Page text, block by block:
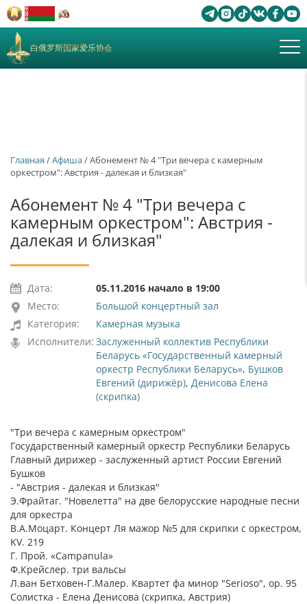
白俄罗斯国家爱乐协会
Главная /Афиша/ Абонемент № 4 "Три вечера с камерным
оркестром": Австрия - далекая и близкая"
Абонемент № 4 "Три вечера с
камерным оркестром": Австрия -
далекая и близкая"
Дата:
05.11.2016 начало в 19:00
Место:
Большой концертный зал
Категория:
Камерная музыка
Исполнители: Заслуженный коллектив Республики
Беларусь «Государственный камерный
оркестр Республики Беларусь», Бушков
Евгений (дирижёр), Денисова Елена
(скрипка)
"Три вечера с камерным оркестром"
Государственный камерный оркестр Республики Беларусь
Главный дирижер - заслуженный артист России Евгений
Бушков
- "Австрия - далекая и близкая"
Э.Фрайтаг. "Новелетта" на две белорусские народные песни
для оркестра
В.А.Моцарт. Концерт Ля мажор №5 для скрипки с оркестром,
KV. 219
Г. Прой. «Campanula»
Ф.Крейслер. три вальсы
Л.ван Бетховен-Г.Малер. Квартет фа минор "Serioso", ор. 95
Солистка - Елена Денисова (скрипка, Австрия)